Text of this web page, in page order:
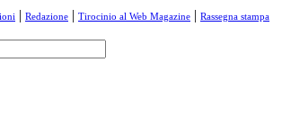
| Redazione | Tirocinio al Web Magazine | Rassegna stampa